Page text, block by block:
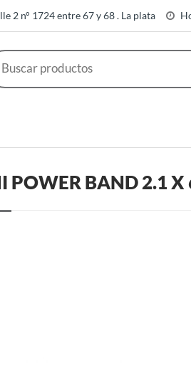
2 n° 1724 entre 67 y 68 . La plata
POWER BAND 2.1 X